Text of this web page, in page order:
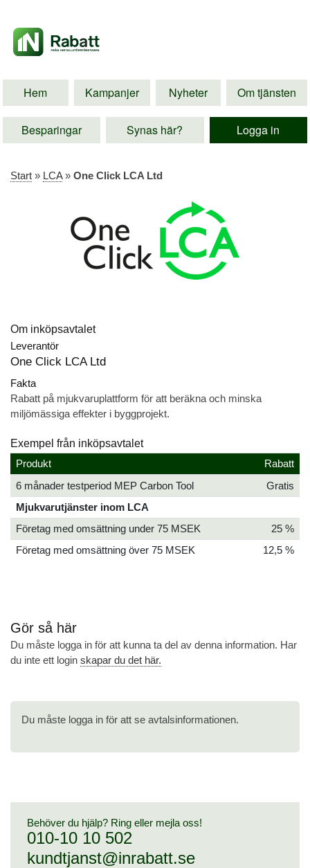
Hem Kampanjer Nyheter Om tjänsten
Besparingar Synas här? Logga in
Start » LCA» One Click LCA Ltd
Om inköpsavtalet
Leverantör
One Click LCA Ltd
Fakta
Rabatt på mjukvaruplattform för att beräkna och minska
miljömässiga effekter i byggprojekt.
Exempel från inköpsavtalet
Produkt
Rabatt
6 månader testperiod MEP Carbon Tool
Gratis
Mjukvarutjänster inom LCA
Företag med omsättning under 75 MSEK
25 %
Företag med omsättning över 75 MSEK
12,5 %
Gör så här
Du måste logga in för att kunna ta del av denna information. Har
du inte ett login skapar du det här.
Du måste logga in för att se avtalsinformationen.
Behöver du hjälp? Ring eller mejla oss!
010-10 10 502
kundtjanst@inrabatt.se